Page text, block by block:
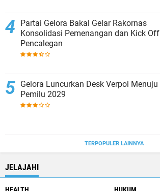
Partai Gelora Bakal Gelar Rakornas
Konsolidasi Pemenangan dan Kick Off
Pencalegan
Gelora Luncurkan Desk Verpol Menuju
Pemilu 2029
TERPOPULER LAINNYA
JELAJAHI
HEALTH HUKUM